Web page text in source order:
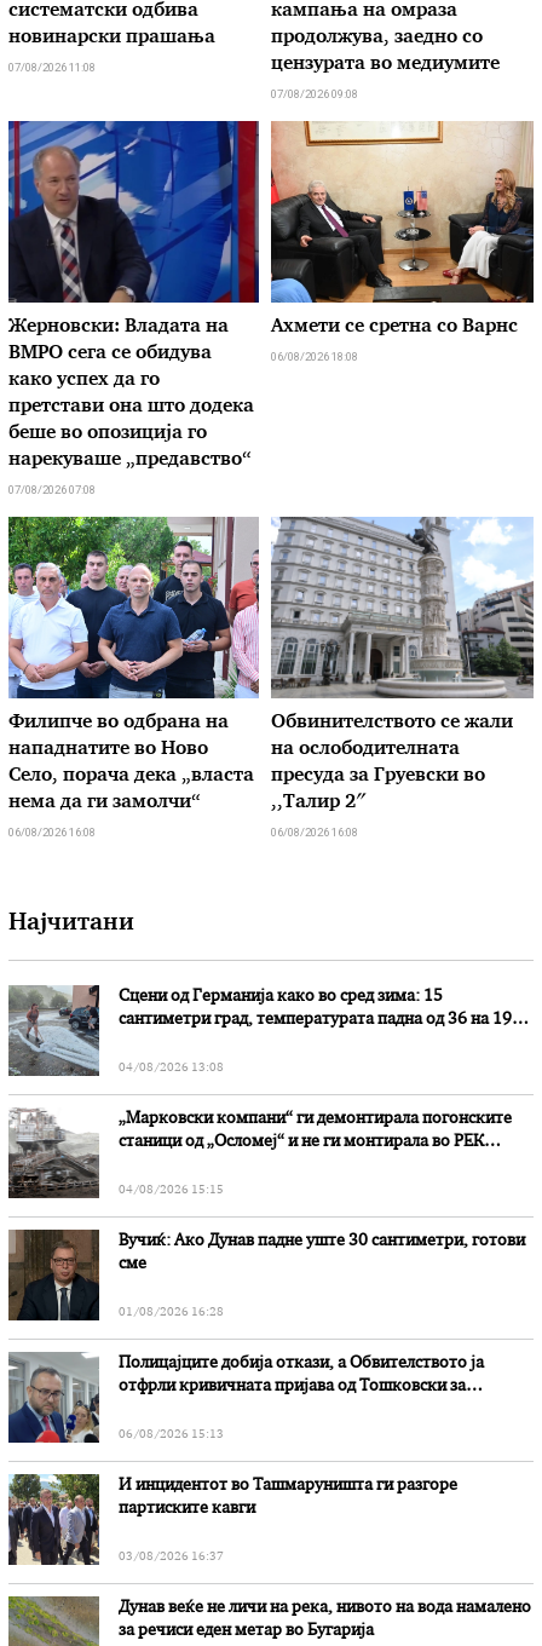
систематски одбива
новинарски прашања
07/08/2026 11:08
кампања на омраза
продолжува, заедно со
цензурата во медиумите
07/08/2026 09:08
Жерновски: Владата на
ВМРО сега се обидува
како успех да го
претстави она што додека
беше во опозиција го
нарекуваше „предавство“
07/08/2026 07:08
Ахмети се сретна со Варнс
06/08/2026 18:08
Филипче во одбрана на
нападнатите во Ново
Село, порача дека „власта
нема да ги замолчи“
06/08/2026 16:08
Обвинителството се жали
на ослободителната
пресуда за Груевски во
,,Талир 2″
06/08/2026 16:08
Најчитани
Сцени од Германија како во сред зима: 15
сантиметри град, температурата падна од 36 на 19
04/08/2026 13:08
„Марковски компани“ ги демонтирала погонските
станици од „Осломеј“ и не ги монтирала во РЕК
04/08/2026 15:15
Вучиќ: Ако Дунав падне уште 30 сантиметри, готови
сме
01/08/2026 16:28
Полицајците добија откази, а Обвителството ја
отфрли кривичната пријава од Тошковски за
06/08/2026 15:13
И инцидентот во Ташмаруништa ги разгоре
партиските кавги
03/08/2026 16:37
Дунав веќе не личи на река, нивото на вода намалено
за речиси еден метар во Бугарија